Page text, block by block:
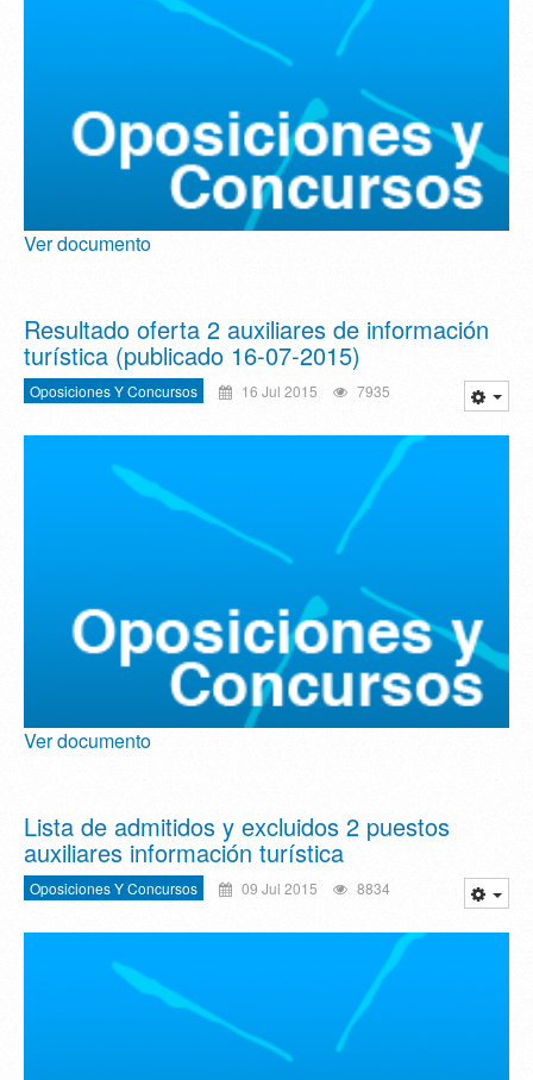
Ver documento
Resultado oferta 2 auxiliares de información
turística (publicado 16-07-2015)
Oposiciones Y Concursos 16 Jul 2015 7935
Ver documento
Lista de admitidos y excluidos 2 puestos
auxiliares información turística
Oposiciones Y Concursos 09 Jul 2015 8834